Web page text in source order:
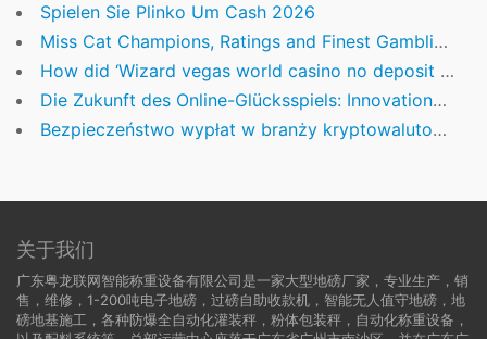
Spielen Sie Plinko Um Cash 2026
Miss Cat Champions, Ratings and Finest Gambling slot Starburst enterprises
How did ‘Wizard vegas world casino no deposit code from Oz’ food to your its 1939 launch? La Minutes
Die Zukunft des Online-Glücksspiels: Innovationen, Regulierung und das Nutzererlebnis
Bezpieczeństwo wypłat w branży kryptowalutowej: Kluczowe aspekty i najlepsze praktyki
关于我们
广东粤龙联网智能称重设备有限公司是一家大型地磅厂家，专业生产，销
售，维修，1-200吨电子地磅，过磅自助收款机，智能无人值守地磅，地
磅地基施工，各种防爆全自动化灌装秤，粉体包装秤，自动化称重设备，